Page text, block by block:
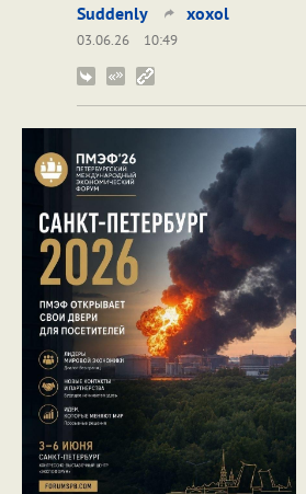
Suddenly xoxol
03.06.26
10:49